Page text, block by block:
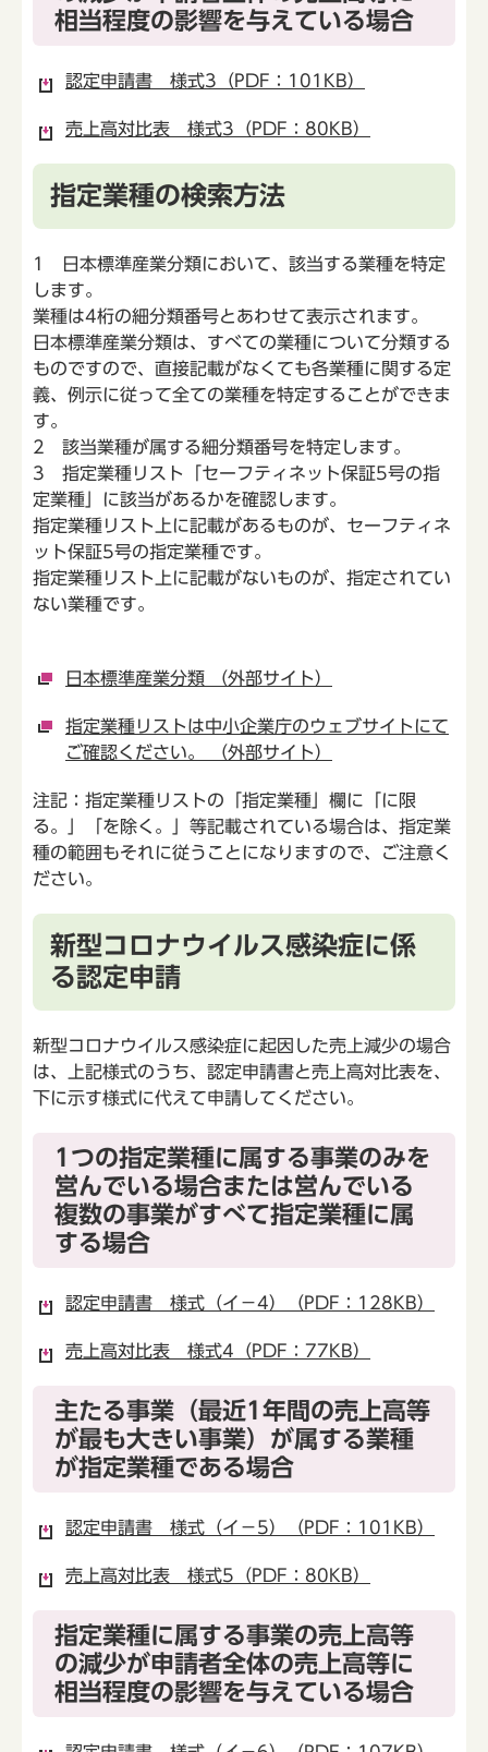
相当程度の影響を与えている場合
認定申請書 様式3（PDF：101KB）
売上高対比表 様式3（PDF：80KB）
指定業種の検索方法
1 日本標準産業分類において、該当する業種を特定
します。
業種は4桁の細分類番号とあわせて表示されます。
日本標準産業分類は、すべての業種について分類する
ものですので、直接記載がなくても各業種に関する定
義、例示に従って全ての業種を特定することができま
す。
2 該当業種が属する細分類番号を特定します。
3 指定業種リスト「セーフティネット保証5号の指
定業種」に該当があるかを確認します。
指定業種リスト上に記載があるものが、セーフティネ
ット保証5号の指定業種です。
指定業種リスト上に記載がないものが、指定されてい
ない業種です。
日本標準産業分類 （外部サイト）
指定業種リストは中小企業庁のウェブサイトにて
ご確認ください。 （外部サイト）
注記：指定業種リストの「指定業種」欄に「に限
る。」「を除く。」等記載されている場合は、指定業
種の範囲もそれに従うことになりますので、ご注意く
ださい。
新型コロナウイルス感染症に係
る認定申請
新型コロナウイルス感染症に起因した売上減少の場合
は、上記様式のうち、認定申請書と売上高対比表を、
下に示す様式に代えて申請してください。
1つの指定業種に属する事業のみを
営んでいる場合または営んでいる
複数の事業がすべて指定業種に属
する場合
認定申請書 様式（イ－4）（PDF：128KB）
売上高対比表 様式4（PDF：77KB）
主たる事業（最近1年間の売上高等
が最も大きい事業）が属する業種
が指定業種である場合
認定申請書 様式（イ－5）（PDF：101KB）
売上高対比表 様式5（PDF：80KB）
指定業種に属する事業の売上高等
の減少が申請者全体の売上高等に
相当程度の影響を与えている場合